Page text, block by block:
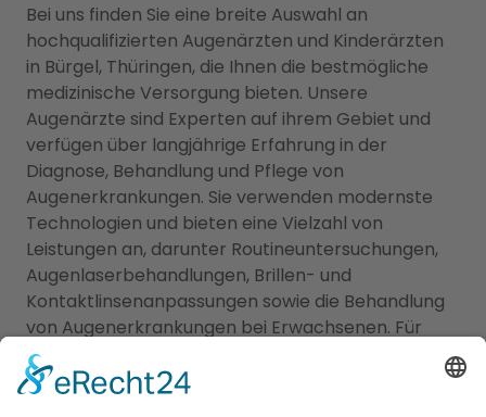
Bei uns finden Sie eine breite Auswahl an
hochqualifizierten Augenärzten und Kinderärzten
in Bürgel, Thüringen, die Ihnen die bestmögliche
medizinische Versorgung bieten. Unsere
Augenärzte sind Experten auf ihrem Gebiet und
verfügen über langjährige Erfahrung in der
Diagnose, Behandlung und Pflege von
Augenerkrankungen. Sie verwenden modernste
Technologien und bieten eine Vielzahl von
Leistungen an, darunter Routineuntersuchungen,
Augenlaserbehandlungen, Brillen- und
Kontaktlinsenanpassungen sowie die Behandlung
von Augenerkrankungen bei Erwachsenen. Für
unsere jüngsten Patienten bieten wir eine
sorgfältig ausgewählte Liste von Kinderärzten, die